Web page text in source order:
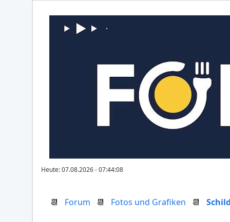
Heute: 07.08.2026 - 07:44:08
📆 Forum 📆 Fotos und Grafiken 📆